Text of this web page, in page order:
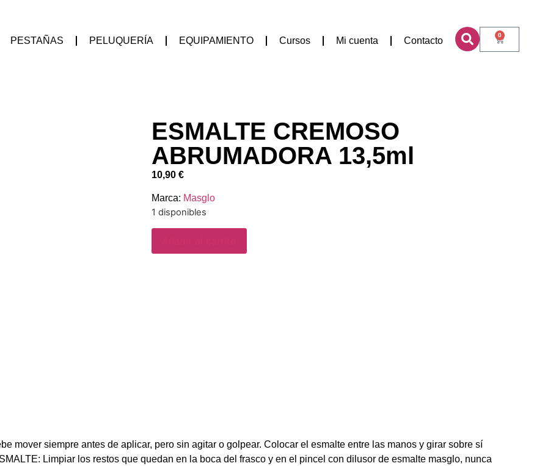
PESTAÑAS PELUQUERÍA EQUIPAMIENTO Cursos Mi cuenta Contacto
0
ESMALTE CREMOSO
ABRUMADORA 13,5ml
10,90 €
Marca: Masglo
1 disponibles
mover siempre antes de aplicar, pero sin agitar o golpear. Colocar el esmalte entre las manos y girar sobre sí
Limpiar los restos que quedan en la boca del frasco y en el pincel con dilusor de esmalte masglo, nunca